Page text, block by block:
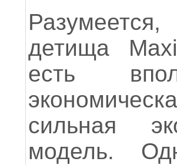
детища
есть
сильная
модель.